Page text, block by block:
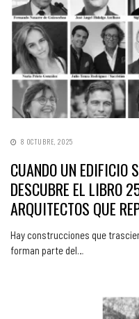
8 OCTUBRE, 2025
CUANDO UN EDIFICIO
DESCUBRE EL LIBRO
ARQUITECTOS QUE
Hay construcciones que
forman parte del…